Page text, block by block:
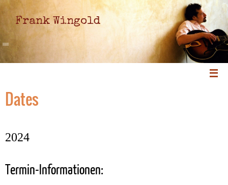
Frank Wingold
Dates
2024
Termin-Informationen: